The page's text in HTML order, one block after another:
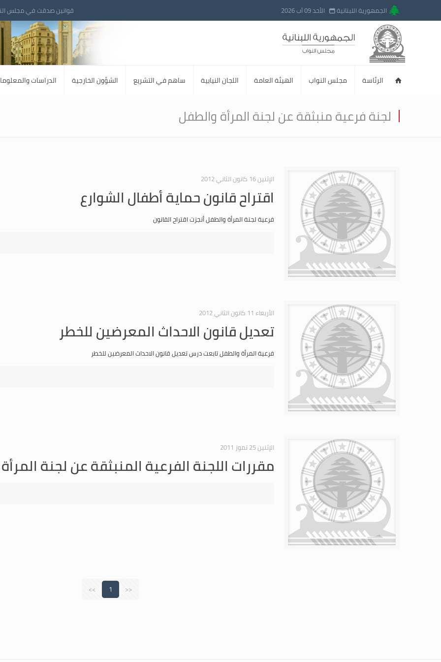
الجمهورية اللبنانية الأحد 09 آب 2026 قوانين صدقت في مجلس
الرئاسة مجلس النواب الهيئة العامة اللجان النيابية ساهم في التشريع الشؤون الخارجية الدراسات
لجنة فرعية منبثقة عن لجنة المرأة والطفل
الإثنين 16 كانون الثاني 2012
اقتراح قانون حماية أطفال الشوارع
فرعية لجنة المرأة والطفل أنجزت اقتراح القانون
الأربعاء 11 كانون الثاني 2012
تعديل قانون الاحداث المعرضين للخطر
فرعية المرأة والطفل تابعت درس تعديل قانون الاحداث المعرضين للخطر
الإثنين 25 تموز 2011
مقررات اللجنة الفرعية المنبثقة عن لجنة
<<
1
>>